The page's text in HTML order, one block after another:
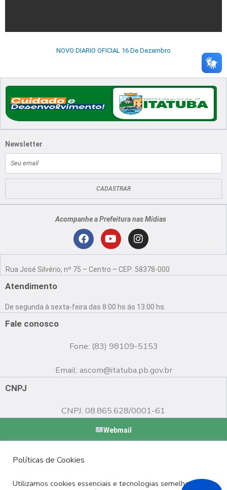
NOVO DIARIO OFICIAL 16 De Dezembro
Newsletter
mail
CADASTRAR
Acompanhe a Prefeitura nas Mídias
F
c
o
o
Y
u
b
e
I
n
s
g
r
Rua José Silvério, nº 75 – Centro – CEP: 58378-000
Atendimento
De segunda à sexta-feira das 8:00 hs ás 13:00 hs.
Fale conosco
Fone: (83) 98109-5153
Email: ascom@itatuba.pb.gov.br
CNPJ
CNPJ: 08.865.628/0001-61
Webmail
Políticas de Cookies
Utilizamos cookies essenciais e tecnologias semelhantes de